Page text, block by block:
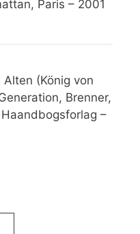
Paris – 2001
(König von
Brenner,
–